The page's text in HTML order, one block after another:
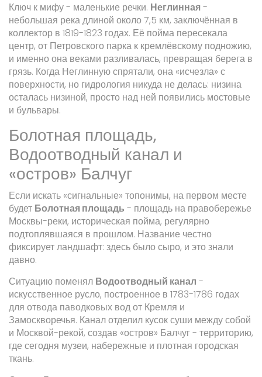
Ключ к мифу - маленькие речки. Неглинная-
небольшая река длиной около 7,5 км, заключённая в
коллектор в 1819-1823 годах. Её пойма пересекала
центр, от Петровского парка к кремлёвскому подножию,
и именно она веками разливалась, превращая берега в
грязь. Когда Неглинную спрятали, она «исчезла» с
поверхности, но гидрология никуда не делась: низина
осталась низиной, просто над ней появились мостовые
и бульвары.
Болотная площадь,
Водоотводный канал и
«остров» Балчуг
Если искать «сигнальные» топонимы, на первом месте
будет Болотная площадь - площадь на правобережье
Москвы-реки, историческая пойма, регулярно
подтоплявшаяся в прошлом. Название честно
фиксирует ландшафт: здесь было сыро, и это знали
давно.
Ситуацию поменял Водоотводный канал -
искусственное русло, построенное в 1783-1786 годах
для отвода паводковых вод от Кремля и
Замоскворечья. Канал отделил кусок суши между собой
и Москвой-рекой, создав «остров» Балчуг - территорию,
где сегодня музеи, набережные и плотная городская
ткань.